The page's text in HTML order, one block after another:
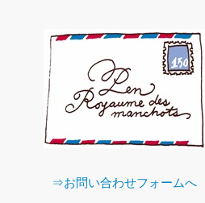
⇒お問い合わせフォームへ